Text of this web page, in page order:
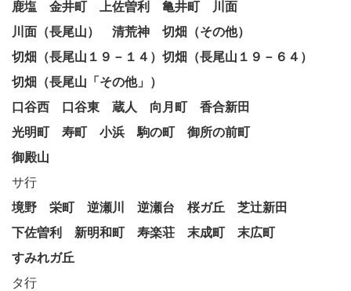
鹿塩
金井町 上佐曽利 亀井町
川面
川面（長尾山）
清荒神
切畑（その他）
切畑（長尾山１９－１４）切畑（長尾山１９－６４）
切畑（長尾山「その他」）
口谷西
口谷東 蔵人 向月町
香合新田
光明町
寿町 小浜 駒の町
御所の前町
御殿山
サ行
境野
栄町 逆瀬川 逆瀬台 桜ガ丘
芝辻新田
下佐曽利
新明和町 寿楽荘 末成町
末広町
すみれガ丘
タ行